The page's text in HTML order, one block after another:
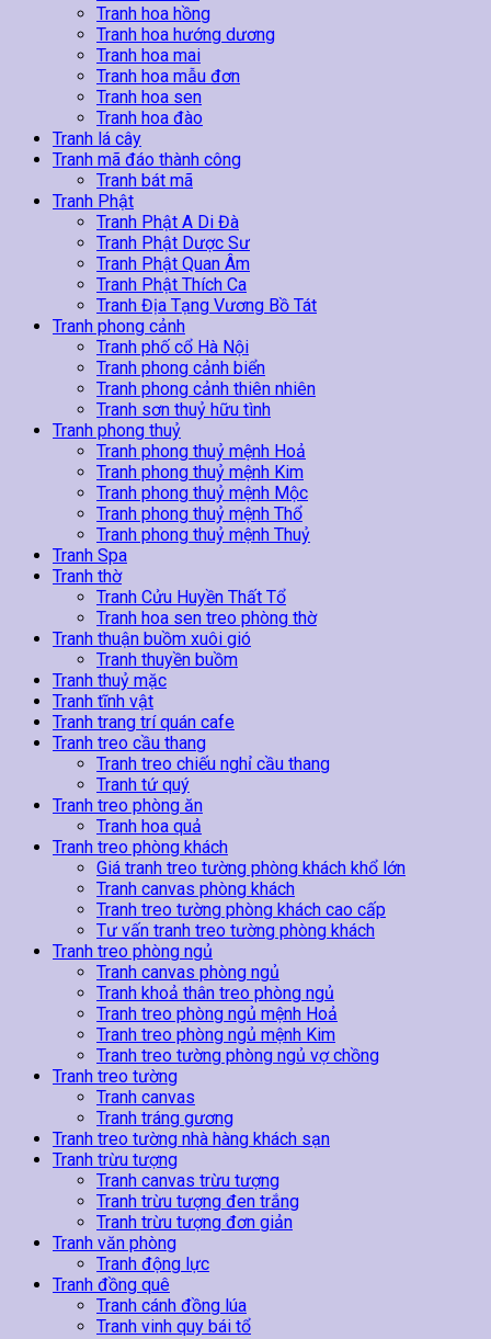
Tranh hoa hồng
Tranh hoa hướng dương
Tranh hoa mai
Tranh hoa mẫu đơn
Tranh hoa sen
Tranh hoa đào
Tranh lá cây
Tranh mã đáo thành công
Tranh bát mã
Tranh Phật
Tranh Phật A Di Đà
Tranh Phật Dược Sư
Tranh Phật Quan Âm
Tranh Phật Thích Ca
Tranh Địa Tạng Vương Bồ Tát
Tranh phong cảnh
Tranh phố cổ Hà Nội
Tranh phong cảnh biển
Tranh phong cảnh thiên nhiên
Tranh sơn thuỷ hữu tình
Tranh phong thuỷ
Tranh phong thuỷ mệnh Hoả
Tranh phong thuỷ mệnh Kim
Tranh phong thuỷ mệnh Mộc
Tranh phong thuỷ mệnh Thổ
Tranh phong thuỷ mệnh Thuỷ
Tranh Spa
Tranh thờ
Tranh Cửu Huyền Thất Tổ
Tranh hoa sen treo phòng thờ
Tranh thuận buồm xuôi gió
Tranh thuyền buồm
Tranh thuỷ mặc
Tranh tĩnh vật
Tranh trang trí quán cafe
Tranh treo cầu thang
Tranh treo chiếu nghỉ cầu thang
Tranh tứ quý
Tranh treo phòng ăn
Tranh hoa quả
Tranh treo phòng khách
Giá tranh treo tường phòng khách khổ lớn
Tranh canvas phòng khách
Tranh treo tường phòng khách cao cấp
Tư vấn tranh treo tường phòng khách
Tranh treo phòng ngủ
Tranh canvas phòng ngủ
Tranh khoả thân treo phòng ngủ
Tranh treo phòng ngủ mệnh Hoả
Tranh treo phòng ngủ mệnh Kim
Tranh treo tường phòng ngủ vợ chồng
Tranh treo tường
Tranh canvas
Tranh tráng gương
Tranh treo tường nhà hàng khách sạn
Tranh trừu tượng
Tranh canvas trừu tượng
Tranh trừu tượng đen trắng
Tranh trừu tượng đơn giản
Tranh văn phòng
Tranh động lực
Tranh đồng quê
Tranh cánh đồng lúa
Tranh vinh quy bái tổ